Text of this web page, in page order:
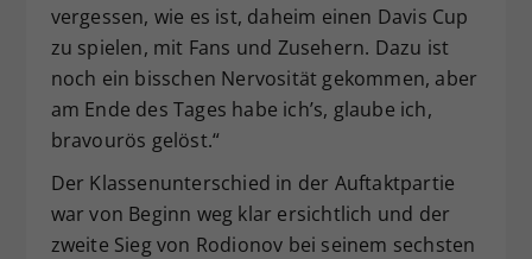
vergessen, wie es ist, daheim einen Davis Cup
zu spielen, mit Fans und Zusehern. Dazu ist
noch ein bisschen Nervosität gekommen, aber
am Ende des Tages habe ich’s, glaube ich,
bravourös gelöst.“
Der Klassenunterschied in der Auftaktpartie
war von Beginn weg klar ersichtlich und der
zweite Sieg von Rodionov bei seinem sechsten